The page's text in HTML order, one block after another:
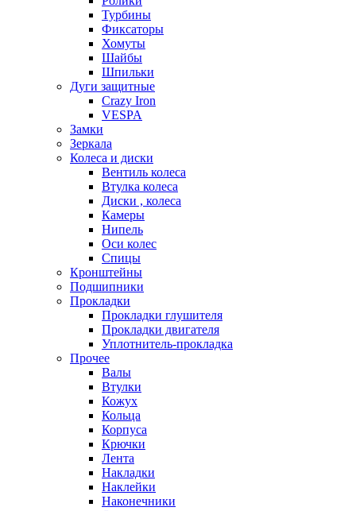
Турбины
Фиксаторы
Хомуты
Шайбы
Шпильки
Дуги защитные
Crazy Iron
VESPA
Замки
Зеркала
Колеса и диски
Вентиль колеса
Втулка колеса
Диски , колеса
Камеры
Нипель
Оси колес
Спицы
Кронштейны
Подшипники
Прокладки
Прокладки глушителя
Прокладки двигателя
Уплотнитель-прокладка
Прочее
Валы
Втулки
Кожух
Кольца
Корпуса
Крючки
Лента
Накладки
Наклейки
Наконечники